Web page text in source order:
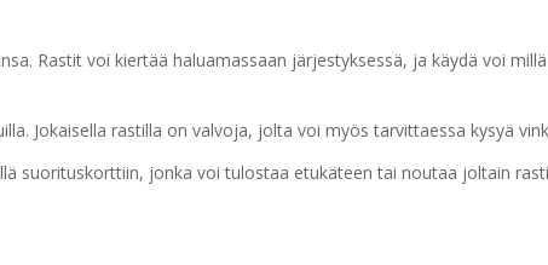
Rastit voi kiertää haluamassaan järjestyksessä, ja käydä voi
Jokaisella rastilla on valvoja, jolta voi myös tarvittaessa kysyä
suorituskorttiin, jonka voi tulostaa etukäteen tai noutaa joltain